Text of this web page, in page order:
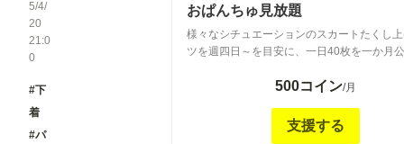
5/4/
20
21:0
0
#下
着
#パ
おぱんちゅ見放題
様々なシチュエーションのスカートたくし
ツを週四日～を目安に、一日40枚を一か月
配布していたものも含まれます We will
situations four days a week for a month.
pants do you like? *Some images have
500コイン/月
支援する